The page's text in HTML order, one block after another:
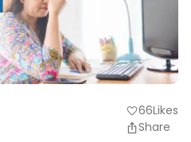
favorite66Likes
Share